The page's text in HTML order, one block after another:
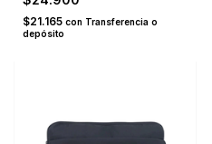
$21.165 con Transferencia o
depósito